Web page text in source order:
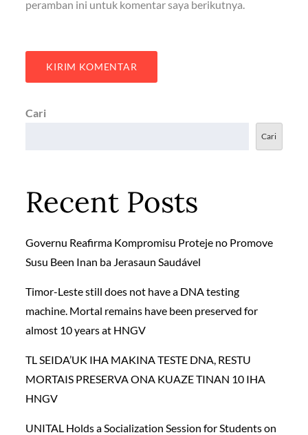
peramban ini untuk komentar saya berikutnya.
Cari
Cari
Recent Posts
Governu Reafirma Kompromisu Proteje no Promove
Susu Been Inan ba Jerasaun Saudável
Timor-Leste still does not have a DNA testing
machine. Mortal remains have been preserved for
almost 10 years at HNGV
TL SEIDA’UK IHA MAKINA TESTE DNA, RESTU
MORTAIS PRESERVA ONA KUAZE TINAN 10 IHA
HNGV
UNITAL Holds a Socialization Session for Students on